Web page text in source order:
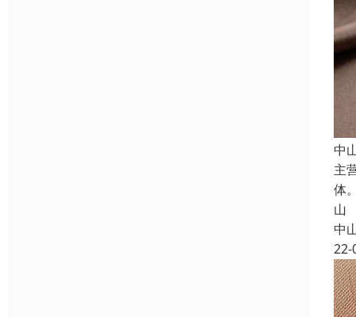
中
主
体
山
中
22-